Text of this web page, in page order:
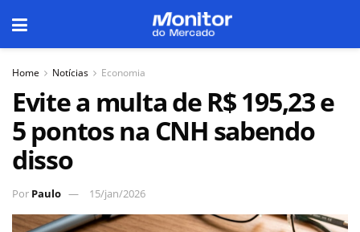
Home Notícias Economia
Evite a multa de R$ 195,23 e
5 pontos na CNH sabendo
disso
Por Paulo 15/jan/2026